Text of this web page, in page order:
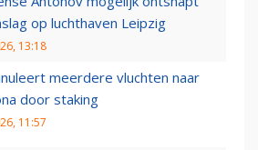
op luchthaven Leipzig
13:18
meerdere vluchten naar
door staking
11:57